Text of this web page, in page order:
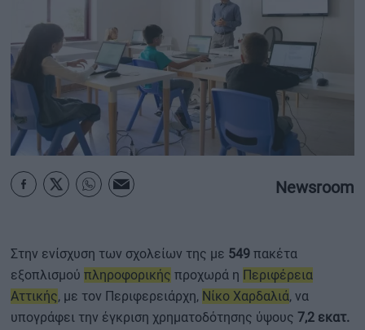
ΚΑΡΑΜΠΟΛΕΣ
ΟΡΟΙ ΧΡΗΣΗΣ
ΕΠΙΚΟΙΝΩΝΙΑ
ΤΑΥΤΟΤΗΤΑ
Newsroom
Στην ενίσχυση των σχολείων της με 549 πακέτα
εξοπλισμού πληροφορικής προχωρά η Περιφέρεια
Αττικής, με τον Περιφερειάρχη, Νίκο Χαρδαλιά, να
υπογράφει την έγκριση χρηματοδότησης ύψους 7,2 εκατ.